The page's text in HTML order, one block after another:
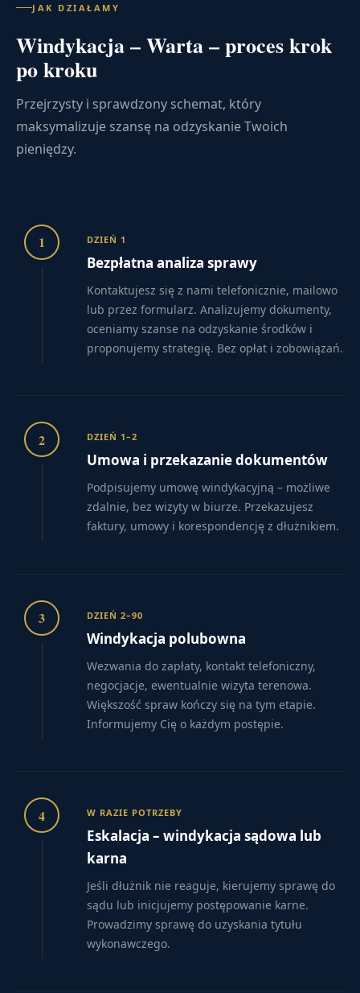
JAK DZIAŁAMY
Windykacja – Warta – proces krok
po kroku
Przejrzysty i sprawdzony schemat, który
maksymalizuje szansę na odzyskanie Twoich
pieniędzy.
1 DZIEŃ 1
Bezpłatna analiza sprawy
Kontaktujesz się z nami telefonicznie, mailowo
lub przez formularz. Analizujemy dokumenty,
oceniamy szanse na odzyskanie środków i
proponujemy strategię. Bez opłat i zobowiązań.
2 DZIEŃ 1–2
Umowa i przekazanie dokumentów
Podpisujemy umowę windykacyjną – możliwe
zdalnie, bez wizyty w biurze. Przekazujesz
faktury, umowy i korespondencję z dłużnikiem.
3 DZIEŃ 2–90
Windykacja polubowna
Wezwania do zapłaty, kontakt telefoniczny,
negocjacje, ewentualnie wizyta terenowa.
Większość spraw kończy się na tym etapie.
Informujemy Cię o każdym postępie.
4 W RAZIE POTRZEBY
Eskalacja – windykacja sądowa lub
karna
Jeśli dłużnik nie reaguje, kierujemy sprawę do
sądu lub inicjujemy postępowanie karne.
Prowadzimy sprawę do uzyskania tytułu
wykonawczego.